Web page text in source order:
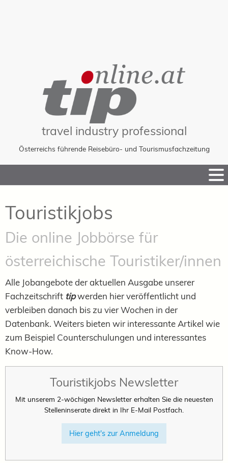
travel industry professional
Österreichs führende Reisebüro- und Tourismusfachzeitung
to
Touristikjobs
Die online Jobbörse für
österreichische Touristiker/innen
Alle Jobangebote der aktuellen Ausgabe unserer
Fachzeitschrift tipwerden hier veröffentlicht und
verbleiben danach bis zu vier Wochen in der
Datenbank. Weiters bieten wir interessante Artikel wie
zum Beispiel Counterschulungen und interessantes
Know-How.
Touristikjobs Newsletter
Mit unserem 2-wöchigen Newsletter erhalten Sie die neuesten
Stelleninserate direkt in Ihr E-Mail Postfach.
Hier geht's zur Anmeldung